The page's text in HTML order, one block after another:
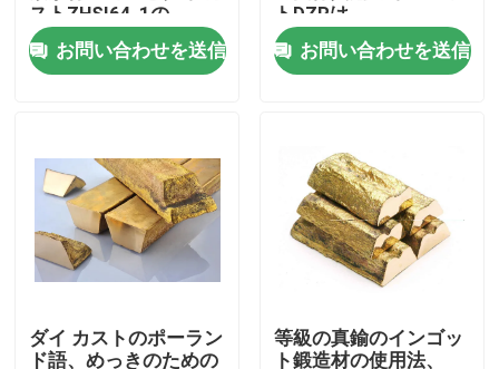
私達に連絡して下さい
引用を要求して下さい
真鍮の青銅色の鋳造
真鍮の水道メーター ボディ
ストZHSI64-1の
お問い合わせを送信
トDZRは
お問い合わせを送信
ダイ カストのポーラン
ド語、めっきのための
等級の真鍮のインゴッ
ト鍛造材の使用法、